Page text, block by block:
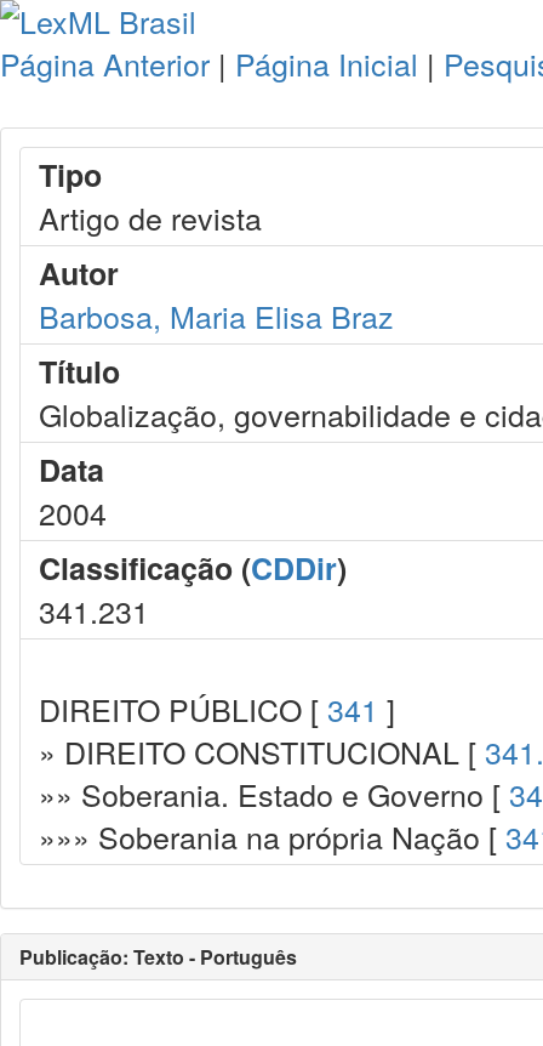
Página Anterior | Página Inicial |
Tipo
Artigo de revista
Autor
Barbosa, Maria Elisa Braz
Título
Globalização, governabilidade e
Data
2004
Classificação (CDDir)
341.231
DIREITO PÚBLICO [ 341 ]
» DIREITO CONSTITUCIONAL [
»» Soberania. Estado e Governo [
»»» Soberania na própria Nação [
Publicação: Texto - Português